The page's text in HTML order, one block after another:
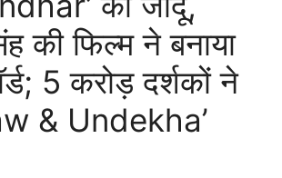
की फिल्म ने बनाया
5 करोड़ दर्शकों ने
& Undekha’